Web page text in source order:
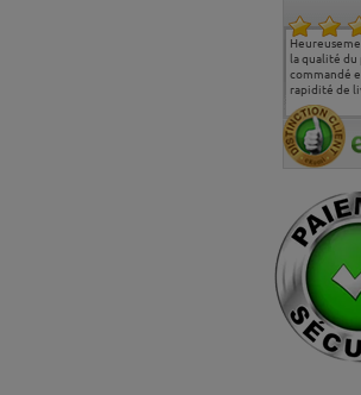
la qualité
commandé
rapidité de